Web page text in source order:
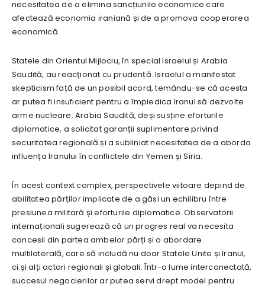
necesitatea de a elimina sancțiunile economice care
afectează economia iraniană și de a promova cooperarea
economică.
Statele din Orientul Mijlociu, în special Israelul și Arabia
Saudită, au reacționat cu prudență. Israelul a manifestat
skepticism față de un posibil acord, temându-se că acesta
ar putea fi insuficient pentru a împiedica Iranul să dezvolte
arme nucleare. Arabia Saudită, deși susține eforturile
diplomatice, a solicitat garanții suplimentare privind
securitatea regională și a subliniat necesitatea de a aborda
influența Iranului în conflictele din Yemen și Siria.
În acest context complex, perspectivele viitoare depind de
abilitatea părților implicate de a găsi un echilibru între
presiunea militară și eforturile diplomatice. Observatorii
internaționali sugerează că un progres real va necesita
concesii din partea ambelor părți și o abordare
multilaterală, care să includă nu doar Statele Unite și Iranul,
ci și alți actori regionali și globali. Într-o lume interconectată,
succesul negocierilor ar putea servi drept model pentru